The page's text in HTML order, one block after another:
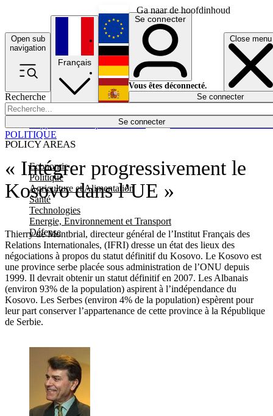
Ga naar de hoofdinhoud
Open sub
navigation
Close menu
Recherche
Se connecter
POLICY AREAS
Economie
Politique
Agriculture et Alimentation
Santé
Technologies
Energie, Environnement et Transport
Défense
Économie
Français
English
Deutsch
Español
Se connecter
Vous êtes déconnecté.
Se connecter
« Intégrer progressivement le
Kosovo dans l’UE »
Thierry de Montbrial, directeur général de l’Institut Français des
Relations Internationales, (IFRI) dresse un état des lieux des
négociations à propos du statut définitif du Kosovo. Le Kosovo est
une province serbe placée sous administration de l’ONU depuis
1999. Il devrait obtenir un statut définitif en 2007. Les Albanais
(environ 93% de la population) aspirent à l’indépendance du
Kosovo. Les Serbes (environ 4% de la population) espèrent pour
leur part conserver l’appartenance de cette province à la République
de Serbie.
POLITIQUE